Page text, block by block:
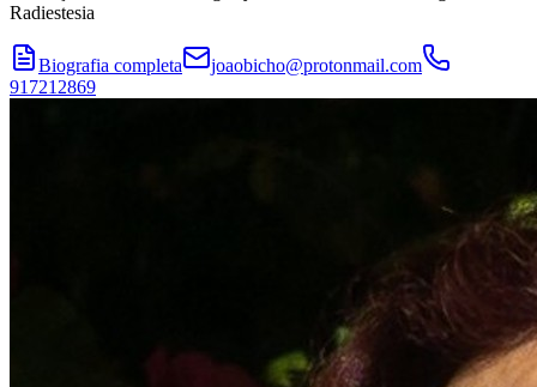
Radiestesia
Biografia completa
joaobicho@protonmail.com
917212869